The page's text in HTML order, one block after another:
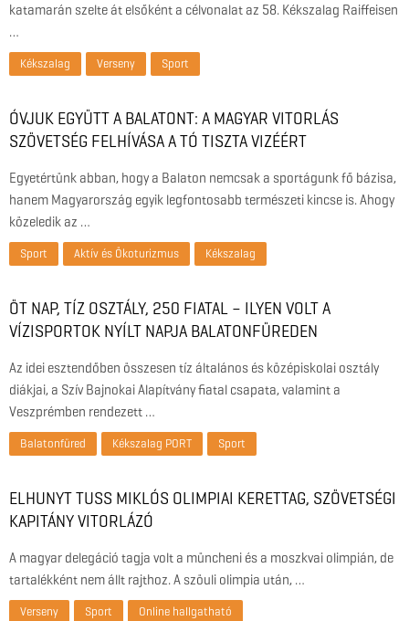
katamarán szelte át elsőként a célvonalat az 58. Kékszalag Raiffeisen
…
Kékszalag Verseny Sport
ÓVJUK EGYÜTT A BALATONT: A MAGYAR VITORLÁS
SZÖVETSÉG FELHÍVÁSA A TÓ TISZTA VIZÉÉRT
Egyetértünk abban, hogy a Balaton nemcsak a sportágunk fő bázisa,
hanem Magyarország egyik legfontosabb természeti kincse is. Ahogy
közeledik az …
Sport Aktív és Ökoturizmus Kékszalag
ÖT NAP, TÍZ OSZTÁLY, 250 FIATAL – ILYEN VOLT A
VÍZISPORTOK NYÍLT NAPJA BALATONFÜREDEN
Az idei esztendőben összesen tíz általános és középiskolai osztály
diákjai, a Szív Bajnokai Alapítvány fiatal csapata, valamint a
Veszprémben rendezett …
Balatonfüred Kékszalag PORT Sport
ELHUNYT TUSS MIKLÓS OLIMPIAI KERETTAG, SZÖVETSÉGI
KAPITÁNY VITORLÁZÓ
A magyar delegáció tagja volt a müncheni és a moszkvai olimpián, de
tartalékként nem állt rajthoz. A szöuli olimpia után, …
Verseny Sport Online hallgatható